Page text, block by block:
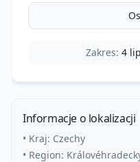
Zakres: 4
Informacje o lokalizacji
• Kraj: Czechy
• Region: